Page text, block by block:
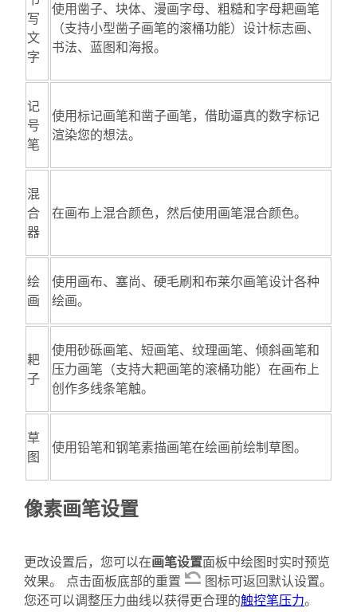
写
文
字
使用凿子、块体、漫画字母、粗糙和字母耙画笔
（支持小型凿子画笔的滚桶功能）设计标志画、
书法、蓝图和海报。
记
号
笔
使用标记画笔和凿子画笔，借助逼真的数字标记
渲染您的想法。
混
合
器
在画布上混合颜色，然后使用画笔混合颜色。
绘
画
使用画布、塞尚、硬毛刷和布莱尔画笔设计各种
绘画。
耙
子
使用砂砾画笔、短画笔、纹理画笔、倾斜画笔和
压力画笔（支持大耙画笔的滚桶功能）在画布上
创作多线条笔触。
草
图
使用铅笔和钢笔素描画笔在绘画前绘制草图。
像素画笔设置
更改设置后，您可以在画笔设置面板中绘图时实时预览
效果。 点击面板底部的重置
图标可返回默认设置。
您还可以调整压力曲线以获得更合理的触控笔压力。